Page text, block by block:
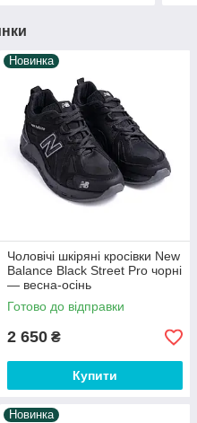
Новинка
Чоловічі шкіряні кросівки New
Balance Black Street Pro чорні
— весна-осінь
Готово до відправки
2 650 ₴
Купити
Новинка